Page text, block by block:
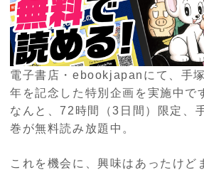
電子書店・ebookjapanにて、手
年を記念した特別企画を実施中で
なんと、72時間（3日間）限定、
巻が無料読み放題中。
これを機会に、興味はあったけど